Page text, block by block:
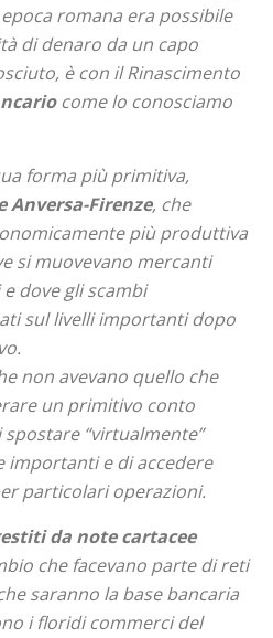
romana era possibile
di denaro da un capo
è con il Rinascimento
come lo conosciamo
forma più primitiva,
Anversa-Firenze, che
più produttiva
si muovevano mercanti
dove gli scambi
sul livelli importanti dopo
non avevano quello che
un primitivo conto
“virtualmente”
importanti e di accedere
particolari operazioni.
da note cartacee
che facevano parte di reti
saranno la base bancaria
i floridi commerci del